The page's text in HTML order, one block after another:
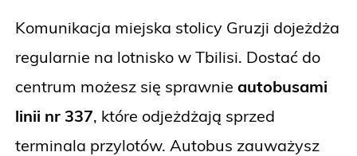
Komunikacja miejska stolicy Gruzji dojeżdża
regularnie na lotnisko w Tbilisi. Dostać do
centrum możesz się sprawnie autobusami
linii nr 337, które odjeżdżają sprzed
terminala przylotów. Autobus zauważysz